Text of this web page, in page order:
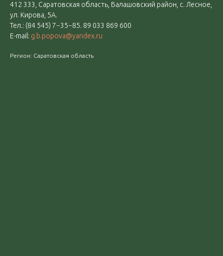
412 333, Саратовская область, Балашовский район, с. Лесное,
ул. Кирова, 5А.
Тел.: (84 545) 7−35−85. 89 033 869 600
E-mail: g.b.popova@yandex.ru
Регион: Саратовская область